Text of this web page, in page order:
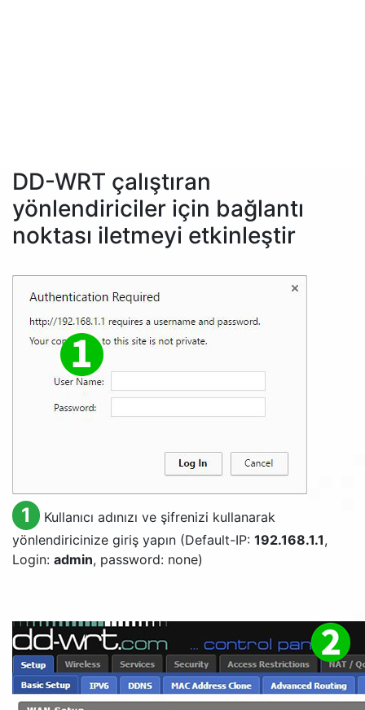
DD-WRT çalıştıran
yönlendiriciler için bağlantı
noktası iletmeyi etkinleştir
1
Kullanıcı adınızı ve şifrenizi kullanarak
yönlendiricinize giriş yapın (Default-IP: 192.168.1.1,
Login: admin, password: none)